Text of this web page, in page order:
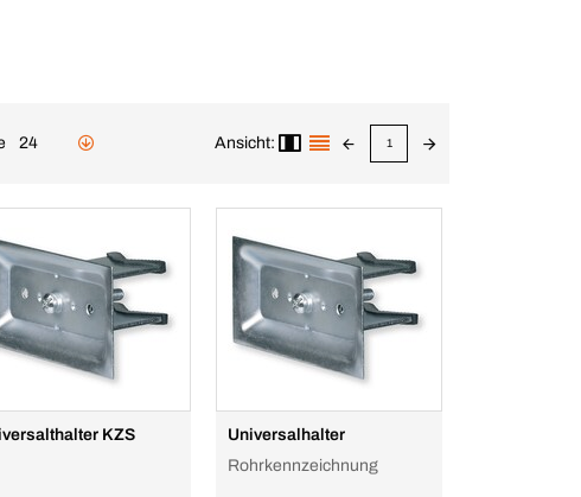
24 Ansicht: 1
KZS
Universalhalter
Rohrkennzeichnung